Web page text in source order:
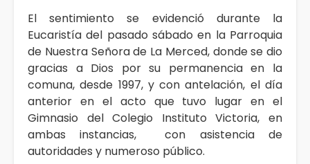
El sentimiento se evidenció durante la
Eucaristía del pasado sábado en la Parroquia
de Nuestra Señora de La Merced, donde se dio
gracias a Dios por su permanencia en la
comuna, desde 1997, y con antelación, el día
anterior en el acto que tuvo lugar en el
Gimnasio del Colegio Instituto Victoria, en
ambas instancias, con asistencia de
autoridades y numeroso público.